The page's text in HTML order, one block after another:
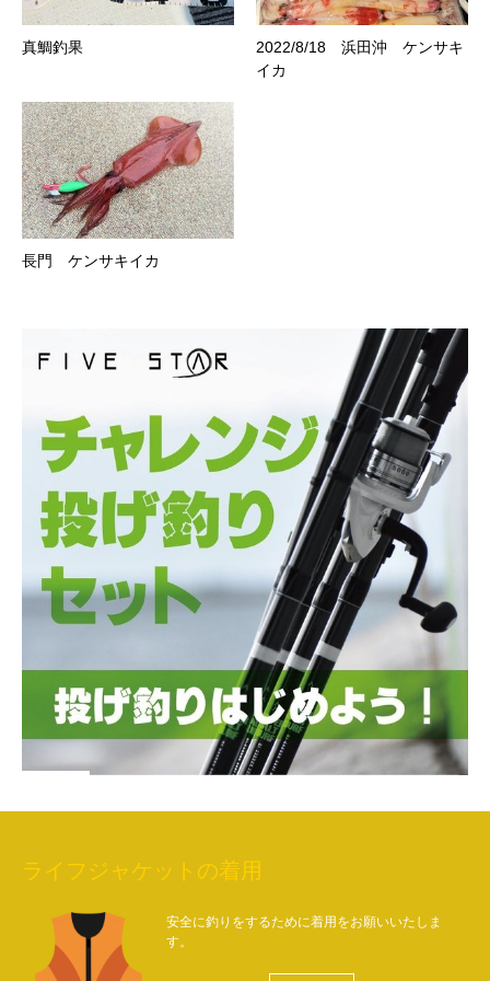
真鯛釣果
2022/8/18 浜田沖 ケンサキ
イカ
長門 ケンサキイカ
ライフジャケットの着用
安全に釣りをするために着用をお願いいたしま
す。